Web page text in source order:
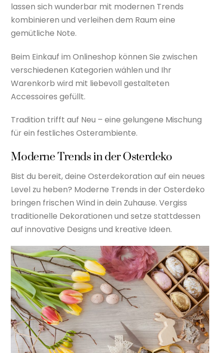
lassen sich wunderbar mit modernen Trends
kombinieren und verleihen dem Raum eine
gemütliche Note.
Beim Einkauf im Onlineshop können Sie zwischen
verschiedenen Kategorien wählen und Ihr
Warenkorb wird mit liebevoll gestalteten
Accessoires gefüllt.
Tradition trifft auf Neu – eine gelungene Mischung
für ein festliches Osterambiente.
Moderne Trends in der Osterdeko
Bist du bereit, deine Osterdekoration auf ein neues
Level zu heben? Moderne Trends in der Osterdeko
bringen frischen Wind in dein Zuhause. Vergiss
traditionelle Dekorationen und setze stattdessen
auf innovative Designs und kreative Ideen.